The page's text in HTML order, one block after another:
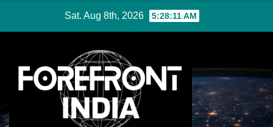
Sat. Aug 8th, 2026 5:28:12 AM